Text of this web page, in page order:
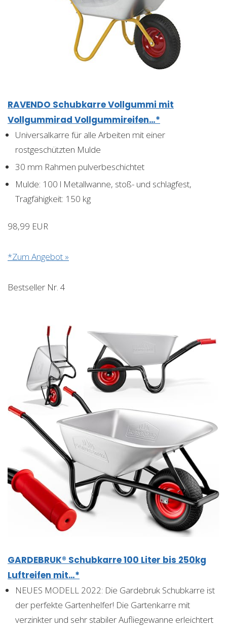
RAVENDO Schubkarre Vollgummi mit
Vollgummirad Vollgummireifen…*
Universalkarre für alle Arbeiten mit einer
rostgeschützten Mulde
30 mm Rahmen pulverbeschichtet
Mulde: 100 l Metallwanne, stoß- und schlagfest,
Tragfähigkeit: 150 kg
98,99 EUR
*Zum Angebot »
Bestseller Nr. 4
GARDEBRUK® Schubkarre 100 Liter bis 250kg
Luftreifen mit…*
NEUES MODELL 2022: Die Gardebruk Schubkarre ist
der perfekte Gartenhelfer! Die Gartenkarre mit
verzinkter und sehr stabiler Aufliegewanne erleichtert